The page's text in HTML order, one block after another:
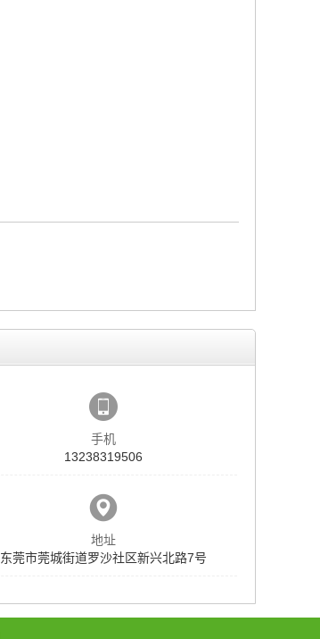
手机
13238319506
地址
东莞市莞城街道罗沙社区新兴北路7号